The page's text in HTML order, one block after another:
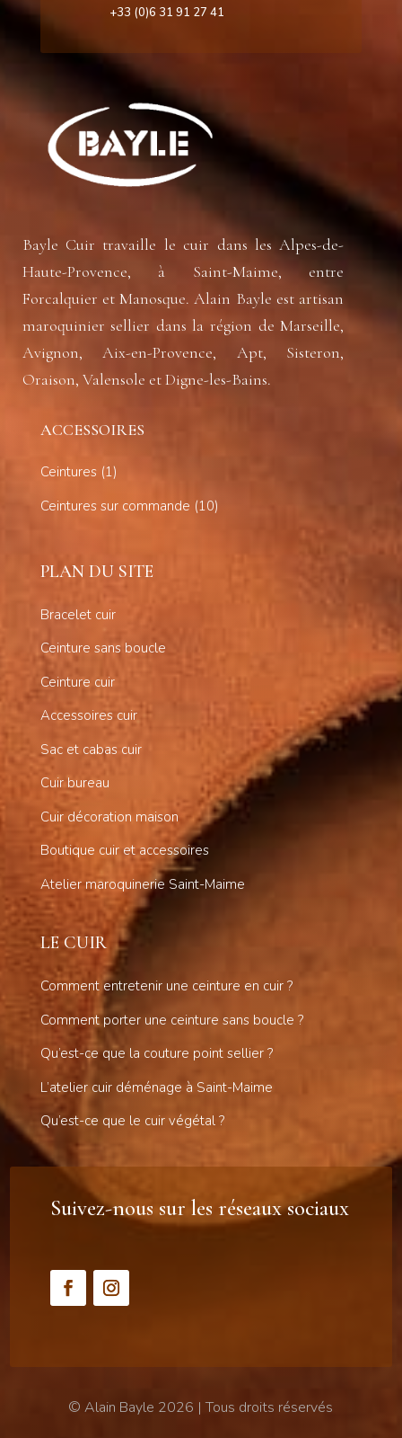
+33 (0)6 31 91 27 41
Bayle Cuir travaille le cuir dans les Alpes-de-
Haute-Provence, à Saint-Maime, entre
Forcalquier et Manosque. Alain Bayle est artisan
maroquinier sellier dans la région de Marseille,
Avignon, Aix-en-Provence, Apt, Sisteron,
Oraison, Valensole et Digne-les-Bains.
ACCESSOIRES
Ceintures 11
Ceintures sur commande 1010
PLAN DU SITE
Bracelet cuir
Ceinture sans boucle
Ceinture cuir
Accessoires cuir
Sac et cabas cuir
Cuir bureau
Cuir décoration maison
Boutique cuir et accessoires
Atelier maroquinerie Saint-Maime
LE CUIR
Comment entretenir une ceinture en cuir ?
Comment porter une ceinture sans boucle ?
Qu’est-ce que la couture point sellier ?
L’atelier cuir déménage à Saint-Maime
Qu’est-ce que le cuir végétal ?
Suivez-nous sur les réseaux sociaux
© Alain Bayle 2026 | Tous droits réservés